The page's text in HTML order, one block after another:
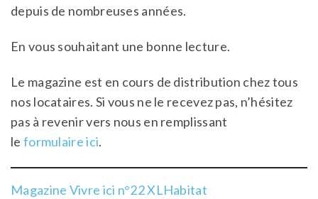
depuis de nombreuses années.
En vous souhaitant une bonne lecture.
Le magazine est en cours de distribution chez tous
nos locataires. Si vous ne le recevez pas, n’hésitez
pas à revenir vers nous en remplissant
le formulaire ici.
Magazine Vivre ici n°22 XLHabitat